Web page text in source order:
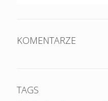
KOMENTARZE
TAGS